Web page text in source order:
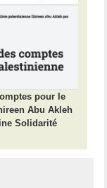
pour le
Abu Akleh
Solidarité